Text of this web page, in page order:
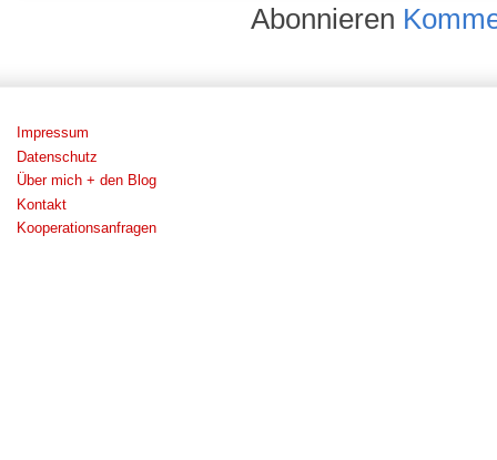
Abonnieren
Impressum
Datenschutz
Über mich + den Blog
Kontakt
Kooperationsanfragen